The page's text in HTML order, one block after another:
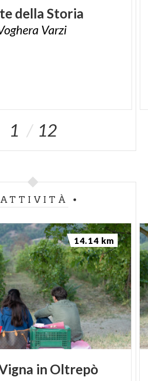
dellaStoria
Varzi
1 12
ATTIVITÀ
in Oltrepò
14.14 km